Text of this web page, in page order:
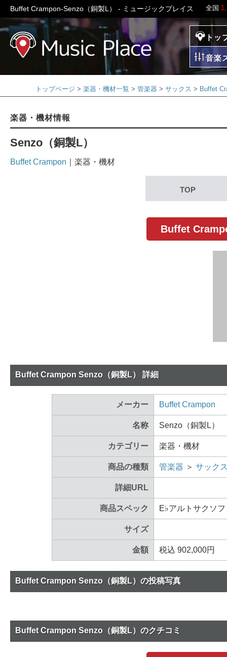
全国
Buffet Crampon-Senzo（銅製L） - ミュージックプレイス
ミュージックプレイ
トッ
音楽
トップページ 楽器・機材一覧 管楽器 サックス Buffet
楽器・機材情報
Senzo（銅製L）
Buffet Crampon ｜楽器・機材
TOP
Buffet
Buffet Crampon Senzo（銅製L） 詳細
メーカー Buffet Crampon
名称 Senzo（銅製L）
カテゴリー 楽器・機材
商品の種類 管楽器 ＞ サック
詳細URL
商品スペック E♭アルトサクソ
サイズ
金額 税込 902,000円
Buffet Crampon Senzo（銅製L）の投稿写真
Buffet Crampon Senzo（銅製L）のクチコミ